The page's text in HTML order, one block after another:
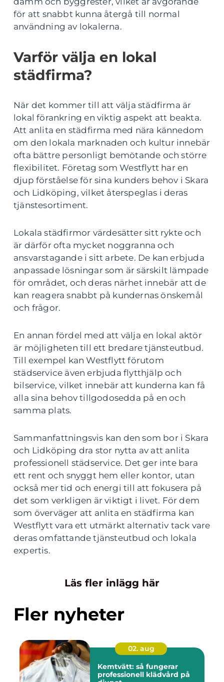
för att snabbt kunna återgå till normal
användning av lokalerna.
Varför välja en lokal
städfirma?
När det kommer till att välja städfirma är
lokal förankring en viktig aspekt att beakta.
Att anlita en städfirma med nära kännedom
om den lokala marknaden och kultur innebär
ofta bättre personligt bemötande och större
flexibilitet. Företag som Westflytt har en
djup förståelse för sina kunders behov i Skara
och Lidköping, vilket återspeglas i deras
tjänstesortiment.
Lokala städfirmor värdesätter sitt rykte och
är därför ofta mycket noggranna och
ansvarstagande i sitt arbete. De kan erbjuda
anpassade lösningar som är särskilt lämpade
för området, och deras närhet innebär att de
kan reagera snabbt på kundernas önskemål
och frågor.
En annan fördel med att välja en lokal aktör
är möjligheten till ett bredare tjänsteutbud.
Till exempel kan Westflytt förutom
städservice även erbjuda flytthjälp och
bilservice, vilket innebär att kunderna kan få
alla sina behov tillgodosedda på en och
samma plats.
Sammanfattningsvis kan den som bor i Skara
och Lidköping dra stor nytta av att anlita
professionell städservice. Det ger inte bara
ett rent och snyggt hem eller kontor, utan
också mer tid och energi till att fokusera på
det som verkligen är viktigt i livet. För dem
som överväger att anlita en städfirma kan
Westflytt vara ett utmärkt alternativ tack vare
deras omfattande tjänsteutbud och lokala
expertis.
Läs fler inlägg här
Fler nyheter
02. aug
Kemtvätt: så fungerar
professionell klädvård på